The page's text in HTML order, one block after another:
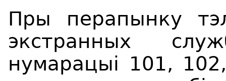
Пры перапынку
экстранных
нумарацыі 101,